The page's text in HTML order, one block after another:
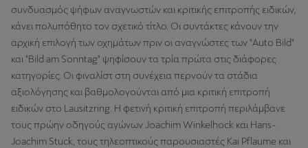
συνδυασμός ψήφων αναγνωστών και κριτικής επιτροπής ειδικών,
κάνει πολυπόθητο τον σχετικό τίτλο. Οι συντάκτες κάνουν την
αρχική επιλογή των οχημάτων πριν οι αναγνώστες των "Auto Bild"
και "Bild am Sonntag" ψηφίσουν τα τρία πρώτα στις διάφορες
κατηγορίες. Οι φιναλίστ στη συνέχεια περνούν τα στάδια
αξιολόγησης και βαθμολογούνται από μια κριτική επιτροπή
ειδικών στο Lausitzring. Η φετινή κριτική επιτροπή περιλάμβανε
τους πρώην οδηγούς αγώνων Joachim Winkelhock και Hans-
Joachim Stuck, τους τηλεοπτικούς παρουσιαστές Kai Pflaume και